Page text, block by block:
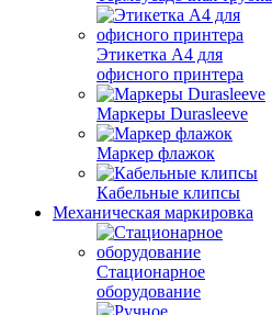
Этикетка А4 для
офисного принтера
Маркеры Durasleeve
Маркер флажок
Кабельные клипсы
Механическая маркировка
Стационарное
оборудование